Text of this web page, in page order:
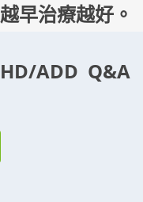
早治療越好。
ADD Q&A